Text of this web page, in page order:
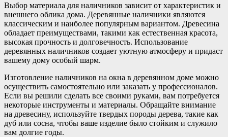
Выбор материала для наличников зависит от характеристик и
внешнего облика дома. Деревянные наличники являются
классическим и наиболее популярным вариантом. Древесина
обладает преимуществами, такими как естественная красота,
высокая прочность и долговечность. Использование
деревянных наличников создает уютную атмосферу и придаст
вашему дому особый шарм.
Изготовление наличников на окна в деревянном доме можно
осуществить самостоятельно или заказать у профессионалов.
Если вы решили сделать все своими руками, вам потребуется
некоторые инструменты и материалы. Обращайте внимание
на древесину, используйте твердых породы дерева, такие как
дуб или сосна, чтобы ваше изделие было стойким и служило
вам долгие годы.